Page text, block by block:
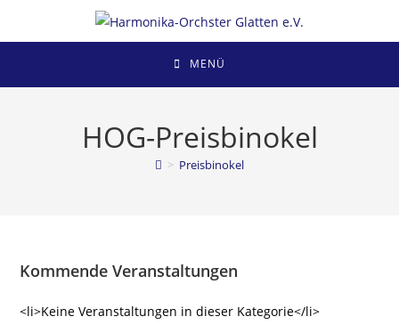
MENÜ
HOG-Preisbinokel
> Preisbinokel
Kommende Veranstaltungen
<li>Keine Veranstaltungen in dieser Kategorie</li>